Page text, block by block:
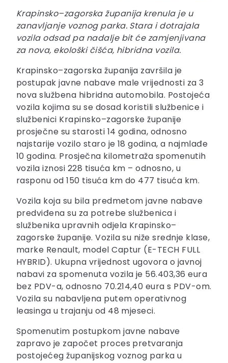
Krapinsko–zagorska županija krenula je u
zanavljanje voznog parka. Stara i dotrajala
vozila odsad pa nadalje bit će zamjenjivana
za nova, ekološki čišća, hibridna vozila.
Krapinsko–zagorska županija završila je
postupak javne nabave male vrijednosti za 3
nova službena hibridna automobila. Postojeća
vozila kojima su se dosad koristili službenice i
službenici Krapinsko–zagorske županije
prosječne su starosti 14 godina, odnosno
najstarije vozilo staro je 18 godina, a najmlađe
10 godina. Prosječna kilometraža spomenutih
vozila iznosi 228 tisuća km – odnosno, u
rasponu od 150 tisuća km do 477 tisuća km.
Vozila koja su bila predmetom javne nabave
predviđena su za potrebe službenica i
službenika upravnih odjela Krapinsko–
zagorske županije. Vozila su niže srednje klase,
marke Renault, model Captur (E-TECH FULL
HYBRID). Ukupna vrijednost ugovora o javnoj
nabavi za spomenuta vozila je 56.403,36 eura
bez PDV-a, odnosno 70.214,40 eura s PDV-om.
Vozila su nabavljena putem operativnog
leasinga u trajanju od 48 mjeseci.
Spomenutim postupkom javne nabave
zapravo je započet proces pretvaranja
postojećeg županijskog voznog parka u